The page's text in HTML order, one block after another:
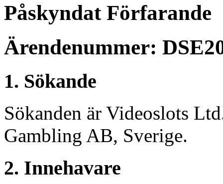
Påskyndat Förfarande
Ärendenummer:
1. Sökande
Sökanden är Videoslots
Gambling AB, Sverige.
2. Innehavare